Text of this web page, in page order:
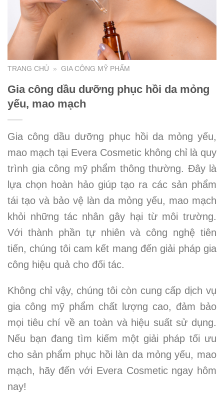
TRANG CHỦ » GIA CÔNG MỸ PHẨM
Gia công dầu dưỡng phục hồi da mỏng
yếu, mao mạch
Gia công dầu dưỡng phục hồi da mỏng yếu,
mao mạch tại Evera Cosmetic không chỉ là quy
trình gia công mỹ phẩm thông thường. Đây là
lựa chọn hoàn hảo giúp tạo ra các sản phẩm
tái tạo và bảo vệ làn da mỏng yếu, mao mạch
khỏi những tác nhân gây hại từ môi trường.
Với thành phần tự nhiên và công nghệ tiên
tiến, chúng tôi cam kết mang đến giải pháp gia
công hiệu quả cho đối tác.
Không chỉ vậy, chúng tôi còn cung cấp dịch vụ
gia công mỹ phẩm chất lượng cao, đảm bảo
mọi tiêu chí về an toàn và hiệu suất sử dụng.
Nếu bạn đang tìm kiếm một giải pháp tối ưu
cho sản phẩm phục hồi làn da mỏng yếu, mao
mạch, hãy đến với Evera Cosmetic ngay hôm
nay!